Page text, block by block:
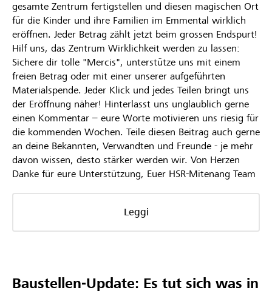
gesamte Zentrum fertigstellen und diesen magischen Ort
für die Kinder und ihre Familien im Emmental wirklich
eröffnen. Jeder Betrag zählt jetzt beim grossen Endspurt!
Hilf uns, das Zentrum Wirklichkeit werden zu lassen:
Sichere dir tolle "Mercis", unterstütze uns mit einem
freien Betrag oder mit einer unserer aufgeführten
Materialspende. Jeder Klick und jedes Teilen bringt uns
der Eröffnung näher! Hinterlasst uns unglaublich gerne
einen Kommentar – eure Worte motivieren uns riesig für
die kommenden Wochen. Teile diesen Beitrag auch gerne
an deine Bekannten, Verwandten und Freunde - je mehr
davon wissen, desto stärker werden wir. Von Herzen
Danke für eure Unterstützung, Euer HSR-Mitenang Team
Leggi
Baustellen-Update: Es tut sich was in